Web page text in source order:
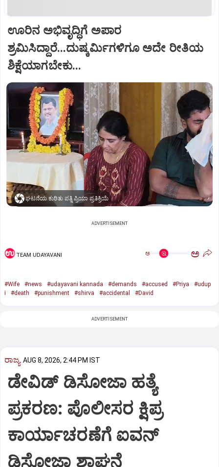
ಊರಿನ ಅಭಿವೃದ್ಧಿಗೆ ಅಪಾರ
ಶ್ರಮಿಸಿದ್ದಾರೆ...ದುಷ್ಕರ್ಮಿಗಳಿಗೂ ಅದೇ ರೀತಿಯ
ಶಿಕ್ಷೆಯಾಗಬೇಕು...
ಘಟನೆಯ ಕುರಿತು ಪತ್ನಿ ಪ್ರಿಯಾ ಪ್ರತಿಕ್ರಿಯೆ
ADVERTISEMENT
TEAM UDAYAVANI ಅ ಅ
#Wife #news #udayavani kannada #demands #accused #Priya
#udup
i
#death #punishment #shirva #accidental #David
ADVERTISEMENT
ರಾಜ್ಯ AUG 8, 2026, 2:44 PM IST
ಡೇವಿಡ್ ಡಿಸೋಜಾ ಹತ್ಯೆ
ಪ್ರಕರಣ: ಪೊಲೀಸರ ಕ್ಷಿಪ್ರ
ಕಾರ್ಯಾಚರಣೆಗೆ ಐವನ್
ಡಿಸೋಜಾ ಶ್ಲಾಘನೆ